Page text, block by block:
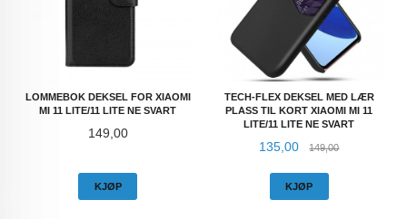
LOMMEBOK DEKSEL FOR XIAOMI
MI 11 LITE/11 LITE NE SVART
Pris
149,00
KJØP
TECH-FLEX DEKSEL MED LÆR
PLASS TIL KORT XIAOMI MI 11
LITE/11 LITE NE SVART
Tilbud
135,00 149,00Rabatt
KJØP